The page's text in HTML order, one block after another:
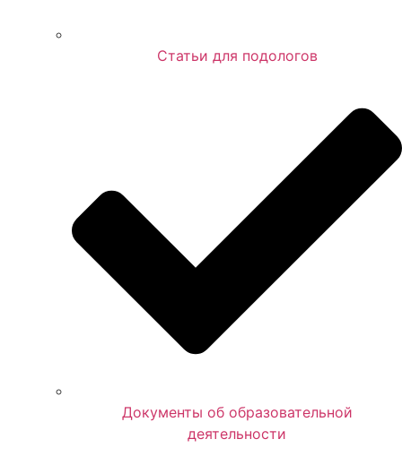
Статьи для подологов
Документы об образовательной
деятельности